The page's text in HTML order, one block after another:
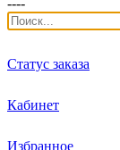
----
Статус заказа
Кабинет
Избранное